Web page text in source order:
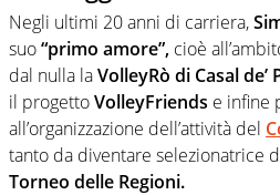
Negli ultimi 20 anni di carriera,
suo“primo amore”, cioè
dal nulla laVolleyRò di Casal de’
il progettoVolleyFriends e infine
all’organizzazione dell’attività del
tanto da diventare selezionatrice
Torneo delle Regioni.